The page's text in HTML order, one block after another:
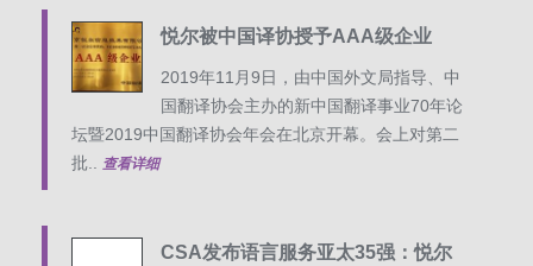
悦尔被中国译协授予AAA级企业
2019年11月9日，由中国外文局指导、中
国翻译协会主办的新中国翻译事业70年论
坛暨2019中国翻译协会年会在北京开幕。会上对第二
批..
查看详细
CSA发布语言服务亚太35强：悦尔